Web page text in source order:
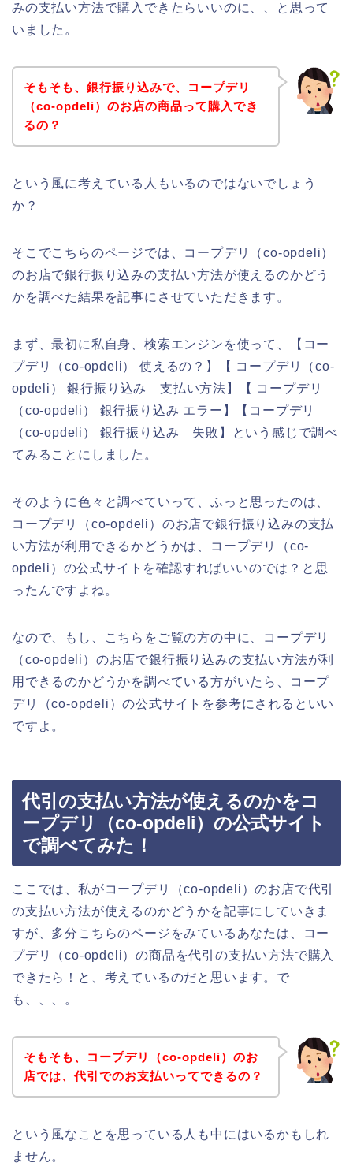
みの支払い方法で購入できたらいいのに、、と思って
いました。
そもそも、銀行振り込みで、コープデリ
（co-opdeli）のお店の商品って購入でき
るの？
という風に考えている人もいるのではないでしょう
か？
そこでこちらのページでは、コープデリ（co-opdeli）
のお店で銀行振り込みの支払い方法が使えるのかどう
かを調べた結果を記事にさせていただきます。
まず、最初に私自身、検索エンジンを使って、【コー
プデリ（co-opdeli） 使えるの？】【 コープデリ（co-
opdeli） 銀行振り込み 支払い方法】【 コープデリ
（co-opdeli） 銀行振り込み エラー】【コープデリ
（co-opdeli） 銀行振り込み 失敗】という感じで調べ
てみることにしました。
そのように色々と調べていって、ふっと思ったのは、
コープデリ（co-opdeli）のお店で銀行振り込みの支払
い方法が利用できるかどうかは、コープデリ（co-
opdeli）の公式サイトを確認すればいいのでは？と思
ったんですよね。
なので、もし、こちらをご覧の方の中に、コープデリ
（co-opdeli）のお店で銀行振り込みの支払い方法が利
用できるのかどうかを調べている方がいたら、コープ
デリ（co-opdeli）の公式サイトを参考にされるといい
ですよ。
代引の支払い方法が使えるのかをコ
ープデリ（co-opdeli）の公式サイト
で調べてみた！
ここでは、私がコープデリ（co-opdeli）のお店で代引
の支払い方法が使えるのかどうかを記事にしていきま
すが、多分こちらのページをみているあなたは、コー
プデリ（co-opdeli）の商品を代引の支払い方法で購入
できたら！と、考えているのだと思います。で
も、、、。
そもそも、コープデリ（co-opdeli）のお
店では、代引でのお支払いってできるの？
という風なことを思っている人も中にはいるかもしれ
ません。